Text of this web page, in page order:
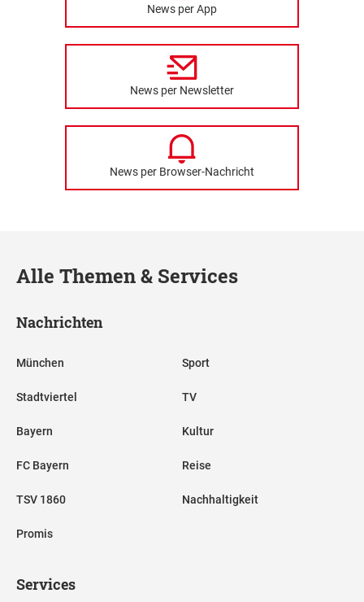
News per App
News per Newsletter
News per Browser-Nachricht
Alle Themen & Services
Nachrichten
München
Stadtviertel
Bayern
FC Bayern
TSV 1860
Promis
Sport
TV
Kultur
Reise
Nachhaltigkeit
Services